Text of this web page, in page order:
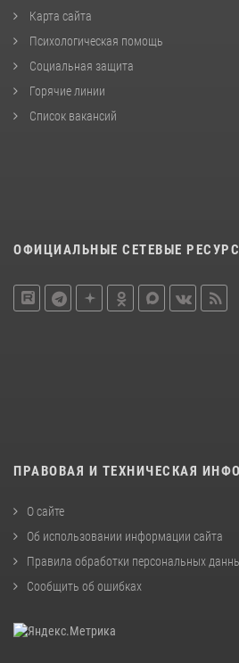
Карта сайта
Психологическая помощь
Социальная защита
Горячие линии
Список вакансий
ОФИЦИАЛЬНЫЕ СЕТЕВЫЕ
ПРАВОВАЯ И ТЕХНИЧЕСКАЯ
О сайте
Об использовании информации сайта
Правила обработки персональных
Сообщить об ошибках